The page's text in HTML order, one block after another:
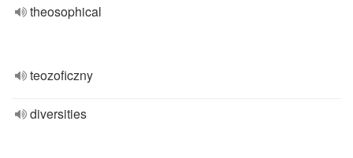
theosophical
teozoficzny
diversities